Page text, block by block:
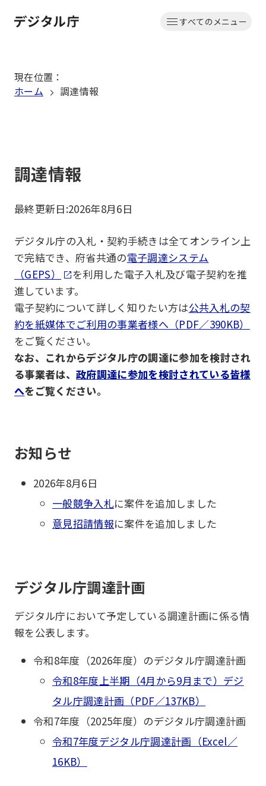
文
動
すべてのメニュー
現在位置 ：
ホーム
調達情報
調達情報
最終更新日:2026年8月6日
デジタル庁の入札・契約手続きは全てオンライン上
で完結でき、府省共通の電子調達システム
（GEPS）
を利用した電子入札及び電子契約を推
進しています。
電子契約について詳しく知りたい方は公共入札の契
約を紙媒体でご利用の事業者様へ（PDF／390KB）
をご覧ください。
なお、これからデジタル庁の調達に参加を検討され
る事業者は、政府調達に参加を検討されている皆様
へをご覧ください。
お知らせ
2026年8月6日
一般競争入札に案件を追加しました
意見招請情報に案件を追加しました
デジタル庁調達計画
デジタル庁において予定している調達計画に係る情
報を公表します。
令和8年度（2026年度）のデジタル庁調達計画
令和8年度上半期（4月から9月まで）デジ
タル庁調達計画（PDF／137KB）
令和7年度（2025年度）のデジタル庁調達計画
令和7年度デジタル庁調達計画（Excel／
16KB）